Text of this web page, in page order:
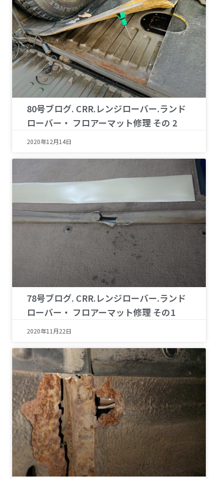
80号ブログ. CRR.レンジローバー.ランド
ローバー・ フロアーマット修理 その 2
2020年12月14日
78号ブログ. CRR.レンジローバー.ランド
ローバー・ フロアーマット修理 その1
2020年11月22日